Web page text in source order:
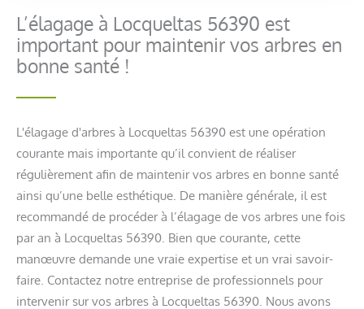
L’élagage à Locqueltas 56390 est
important pour maintenir vos arbres en
bonne santé !
L'élagage d'arbres à Locqueltas 56390 est une opération
courante mais importante qu’il convient de réaliser
régulièrement afin de maintenir vos arbres en bonne santé
ainsi qu’une belle esthétique. De manière générale, il est
recommandé de procéder à l’élagage de vos arbres une fois
par an à Locqueltas 56390. Bien que courante, cette
manœuvre demande une vraie expertise et un vrai savoir-
faire. Contactez notre entreprise de professionnels pour
intervenir sur vos arbres à Locqueltas 56390. Nous avons